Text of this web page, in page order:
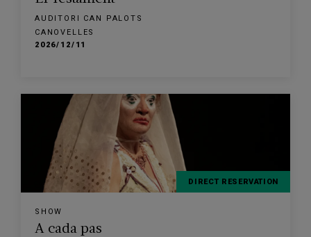
AUDITORI CAN PALOTS
CANOVELLES
2026/12/11
DIRECT RESERVATION
SHOW
A cada pas